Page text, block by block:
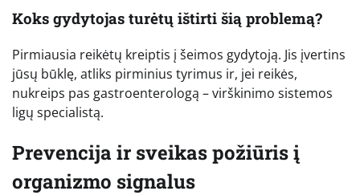
Koks gydytojas turėtų ištirti šią problemą?
Pirmiausia reikėtų kreiptis į šeimos gydytoją. Jis įvertins
jūsų būklę, atliks pirminius tyrimus ir, jei reikės,
nukreips pas gastroenterologą – virškinimo sistemos
ligų specialistą.
Prevencija ir sveikas požiūris į
organizmo signalus